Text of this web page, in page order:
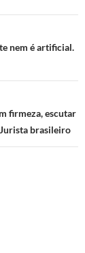
nem é artificial.
firmeza, escutar
brasileiro